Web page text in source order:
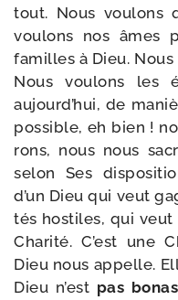
tout. Nous vou­lons
vou­lons nos âmes
familles à Dieu.
Nous vou­lons les
aujourd’hui, de
pos­sible, eh bien !
rons, nous nous
selon Ses
d’un Dieu qui veut
tés hos­tiles, qui veut
Charité. C’est une
Dieu nous appelle.
Dieu n’est pas